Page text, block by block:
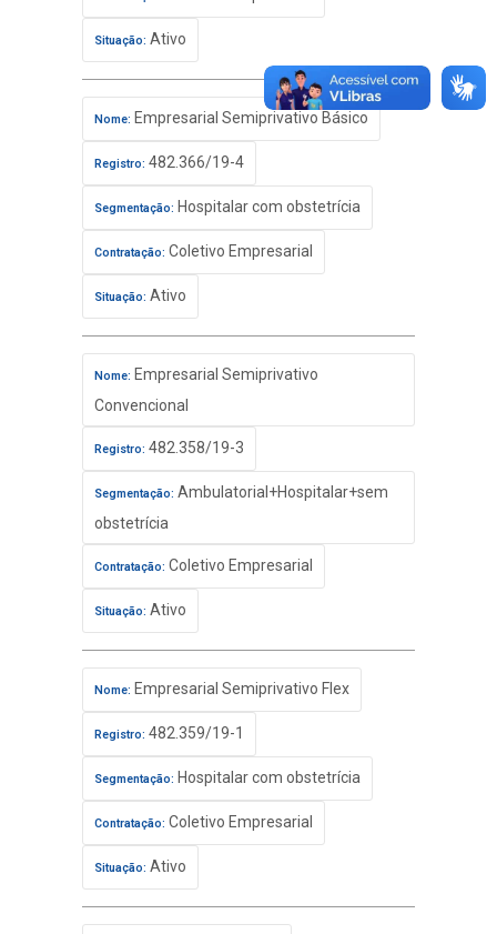
Situação: Ativo
Nome: Empresarial Semiprivativo Básico
Registro: 482.366/19-4
Segmentação: Hospitalar com obstetrícia
Contratação: Coletivo Empresarial
Situação: Ativo
Nome: Empresarial Semiprivativo
Convencional
Registro: 482.358/19-3
Segmentação: Ambulatorial+Hospitalar+sem
obstetrícia
Contratação: Coletivo Empresarial
Situação: Ativo
Nome: Empresarial Semiprivativo Flex
Registro: 482.359/19-1
Segmentação: Hospitalar com obstetrícia
Contratação: Coletivo Empresarial
Situação: Ativo